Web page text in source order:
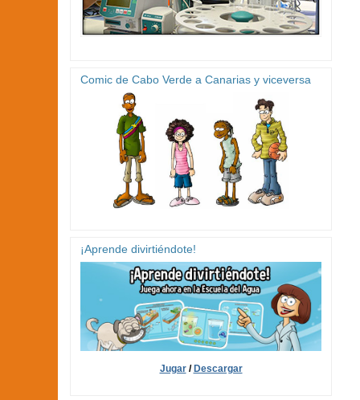
Comic de Cabo Verde a Canarias y viceversa
¡Aprende divirtiéndote!
Jugar/ Descargar